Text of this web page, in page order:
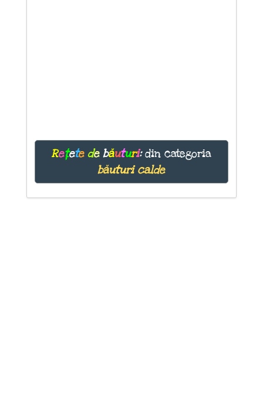
Rețete de băuturi:din categoria
băuturi calde